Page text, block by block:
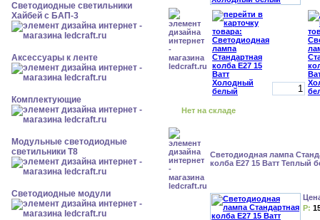
Светодиодные светильники
Хайбей с БАП-3
Аксессуары к ленте
Комплектующие
Модульные светодиодные
светильники Т8
Светодиодные модули
Нет на складе
Светодиодная лампа
колба Е27 15 Ватт Теплый
Р: